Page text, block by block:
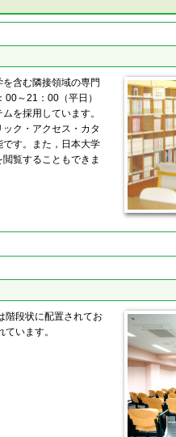
含む隣接領域の専門
～21：00（平日）
を採用しています。
ク・アクセス・カタ
す。また，日本大学
覧することもできま
階段状に配置されてお
います。